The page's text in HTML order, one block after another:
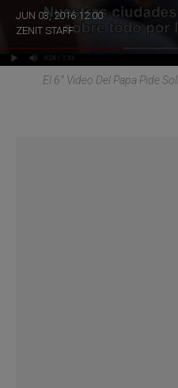
JUN 03, 2016 12:00
ZENIT STAFF
El 6° Video Del Papa Pide